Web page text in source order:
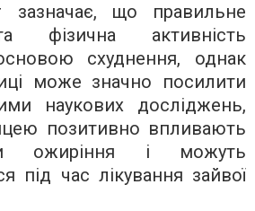
зазначає, що правильне
фізична активність
схуднення, однак
може значно посилити
наукових досліджень,
позитивно впливають
ожиріння і можуть
під час лікування зайвої